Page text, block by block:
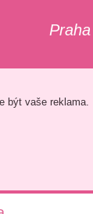
být vaše reklama.